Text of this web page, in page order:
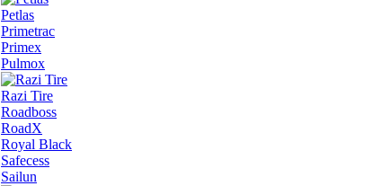
Petlas
Primetrac
Primex
Pulmox
Razi Tire
Roadboss
RoadX
Royal Black
Safecess
Sailun